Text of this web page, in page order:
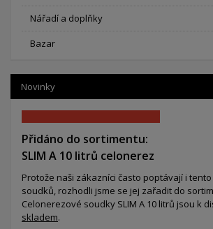
Nářadí a doplňky
Bazar
Novinky
Přidáno do sortimentu:
SLIM A 10 litrů celonerez
Protože naši zákazníci často poptávají i
soudků, rozhodli jsme se jej zařadit do
Celonerezové soudky SLIM A 10 litrů jsou k
skladem.